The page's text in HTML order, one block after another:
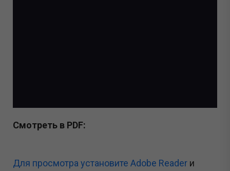
Смотреть в PDF:
Для просмотра установите Adobe Reader и